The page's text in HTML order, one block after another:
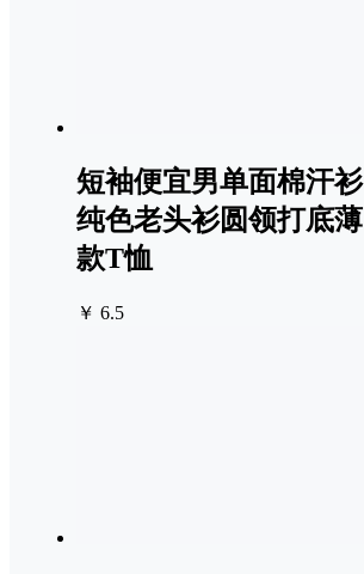
短袖便宜男单面棉汗衫
纯色老头衫圆领打底薄
款T恤
￥ 6.5